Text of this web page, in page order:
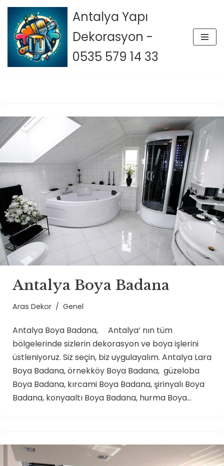
İçeriğe
geç
Antalya Yapı
Dekorasyon -
0535 579 14 33
Antalya Boya Badana
Aras Dekor Genel
Antalya Boya Badana, Antalya’ nın tüm
bölgelerinde sizlerin dekorasyon ve boya işlerini
üstleniyoruz. Siz seçin, biz uygulayalım. Antalya Lara
Boya Badana, örnekköy Boya Badana, güzeloba
Boya Badana, kırcami Boya Badana, şirinyalı Boya
Badana, konyaaltı Boya Badana, hurma Boya…